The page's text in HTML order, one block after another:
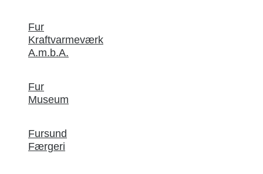
Fur
Kraftvarmeværk
A.m.b.A.
Fur
Museum
Fursund
Færgeri